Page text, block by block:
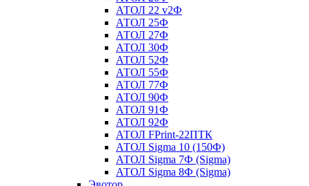
АТОЛ 22 v2Ф
АТОЛ 25Ф
АТОЛ 27Ф
АТОЛ 30Ф
АТОЛ 52Ф
АТОЛ 55Ф
АТОЛ 77Ф
АТОЛ 90Ф
АТОЛ 91Ф
АТОЛ 92Ф
АТОЛ FPrint-22ПТК
АТОЛ Sigma 10 (150Ф)
АТОЛ Sigma 7Ф (Sigma)
АТОЛ Sigma 8Ф (Sigma)